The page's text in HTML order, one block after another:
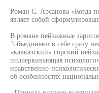
Роман С. Арсанова «Когда
являет собой
В романе пейзажные
"объединяют в себе сразу
«кавказский» горский
подчеркивающая
нравственно-
об особенностях